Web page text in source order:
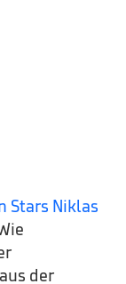
Stars Niklas
der